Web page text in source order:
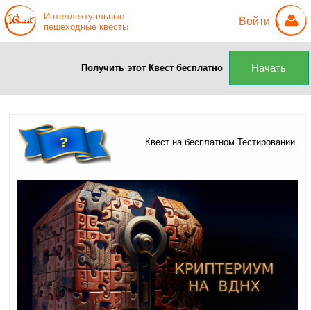
Интеллектуальные
пешеходные квесты
Войти
? Квест на бесплатном Тестировании.
Получить этот Квест бесплатно Начать